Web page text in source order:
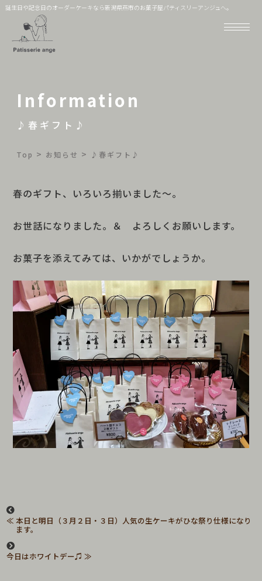
誕生日や記念日のオーダーケーキなら新潟県燕市のお菓子屋パティスリーアンジュへ。
Information
♪春ギフト♪
Top > お知らせ > ♪春ギフト♪
春のギフト、いろいろ揃いました～。
お世話になりました。＆ よろしくお願いします。
お菓子を添えてみては、いかがでしょうか。
本日と明日（３月２日・３日）人気の生ケーキがひな祭り仕様になり
ます。
今日はホワイトデー♫